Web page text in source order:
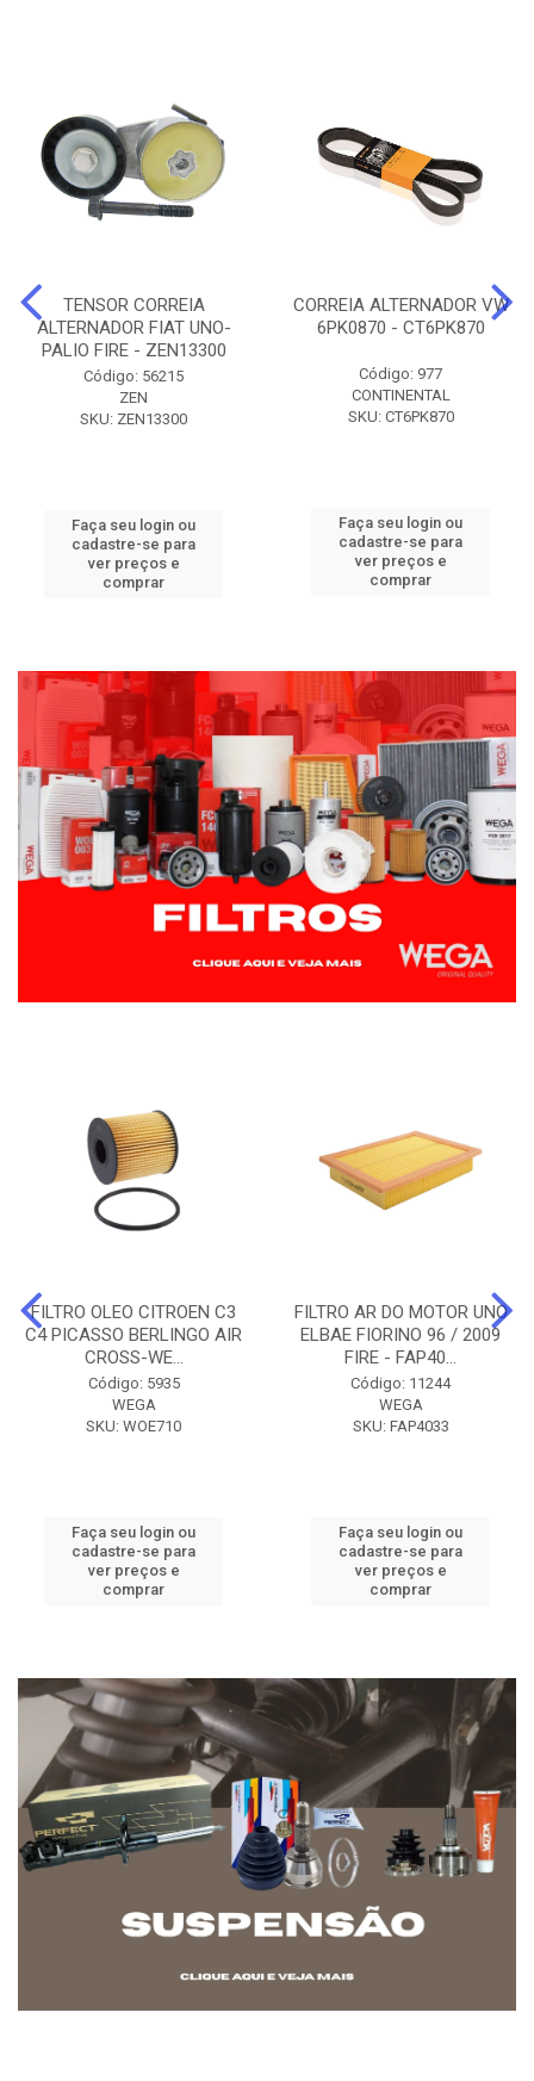
TENSOR CORREIA
ALTERNADOR FIAT UNO-
PALIO FIRE - ZEN13300
Código: 56215
ZEN
SKU: ZEN13300
Faça seu login ou
cadastre-se para
ver preços e
comprar
CORREIA ALTERNADOR VW
6PK0870 - CT6PK870
Código: 977
CONTINENTAL
SKU: CT6PK870
Faça seu login ou
cadastre-se para
ver preços e
comprar
FILTRO OLEO CITROEN C3
C4 PICASSO BERLINGO AIR
CROSS-WE...
Código: 5935
WEGA
SKU: WOE710
Faça seu login ou
cadastre-se para
ver preços e
comprar
FILTRO AR DO MOTOR UNO
ELBAE FIORINO 96 / 2009
FIRE - FAP40...
Código: 11244
WEGA
SKU: FAP4033
Faça seu login ou
cadastre-se para
ver preços e
comprar